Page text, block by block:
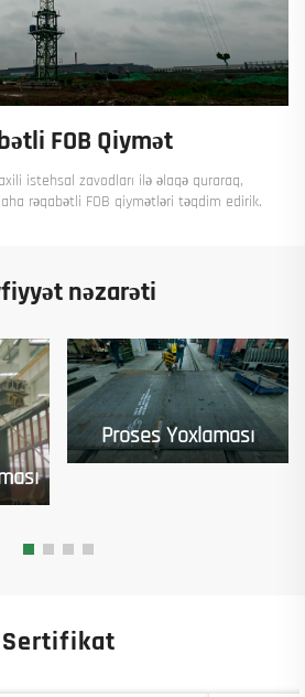
FOB Qiymət
istehsal zavodları ilə əlaqə quraraq,
rəqabətli FOB qiymətləri təqdim edirik.
nəzarəti
Proses Yoxlaması
Sertifikat